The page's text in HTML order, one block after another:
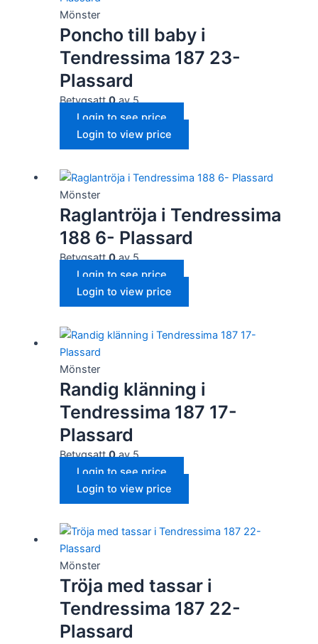
Mönster
Poncho till baby i
Tendressima 187 23-
Plassard
Betygsatt0av 5
Login to see price
Login to view price
Mönster
Raglantröja i Tendressima
188 6- Plassard
Betygsatt0av 5
Login to see price
Login to view price
Mönster
Randig klänning i
Tendressima 187 17-
Plassard
Betygsatt0av 5
Login to see price
Login to view price
Mönster
Tröja med tassar i
Tendressima 187 22-
Plassard